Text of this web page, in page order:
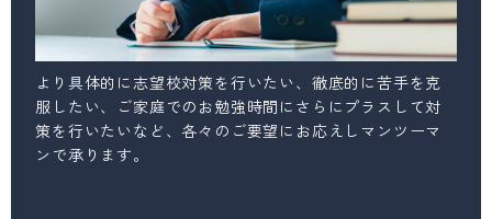
より具体的に志望校対策を行いたい、徹底的に苦手を克
服したい、ご家庭でのお勉強時間にさらにプラスして対
策を行いたいなど、各々のご要望にお応え しマンツーマ
ンで承ります。